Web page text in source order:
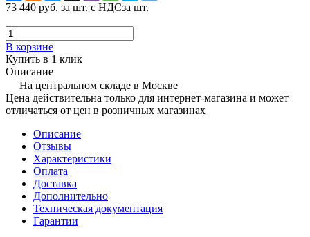
73 440 руб. за шт. с НДСза шт.
В корзине
Купить в 1 клик
Описание
На центральном складе в Москве
Цена действительна только для интернет-магазина и может
отличаться от цен в розничных магазинах
Описание
Отзывы
Характеристики
Оплата
Доставка
Дополнительно
Техническая документация
Гарантии